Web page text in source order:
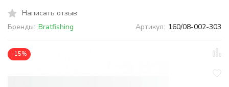
Написать отзыв
Бренды: Bratfishing Артикул: 160/08-002-303
-15%